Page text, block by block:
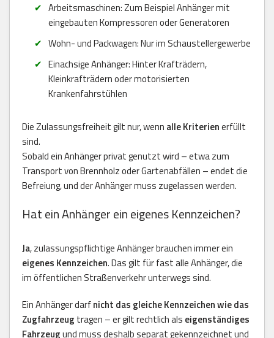
Arbeitsmaschinen: Zum Beispiel Anhänger mit
eingebauten Kompressoren oder Generatoren
Wohn- und Packwagen: Nur im Schaustellergewerbe
Einachsige Anhänger: Hinter Krafträdern,
Kleinkrafträdern oder motorisierten
Krankenfahrstühlen
Die Zulassungsfreiheit gilt nur, wenn alle Kriterienerfüllt
sind.
Sobald ein Anhänger privat genutzt wird – etwa zum
Transport von Brennholz oder Gartenabfällen – endet die
Befreiung, und der Anhänger muss zugelassen werden.
Hat ein Anhänger ein eigenes Kennzeichen?
Ja, zulassungspflichtige Anhänger brauchen immer ein
eigenes Kennzeichen. Das gilt für fast alle Anhänger, die
im öffentlichen Straßenverkehr unterwegs sind.
Ein Anhänger darfnicht das gleiche Kennzeichen wie das
Zugfahrzeug tragen – er gilt rechtlich als eigenständiges
Fahrzeugund muss deshalb separat gekennzeichnet und